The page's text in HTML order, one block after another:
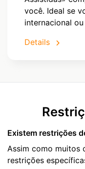
você. Ideal se
internacional
Details
Existem restrições
Assim como muitos
restrições